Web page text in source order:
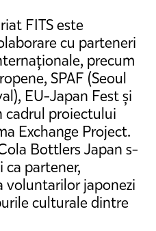
FITS este
cu parteneri
precum
SPAF (Seoul
EU-Japan Fest și
cadrul proiectului
Exchange Project.
Bottlers Japan s-
partener,
voluntarilor japonezi
culturale dintre